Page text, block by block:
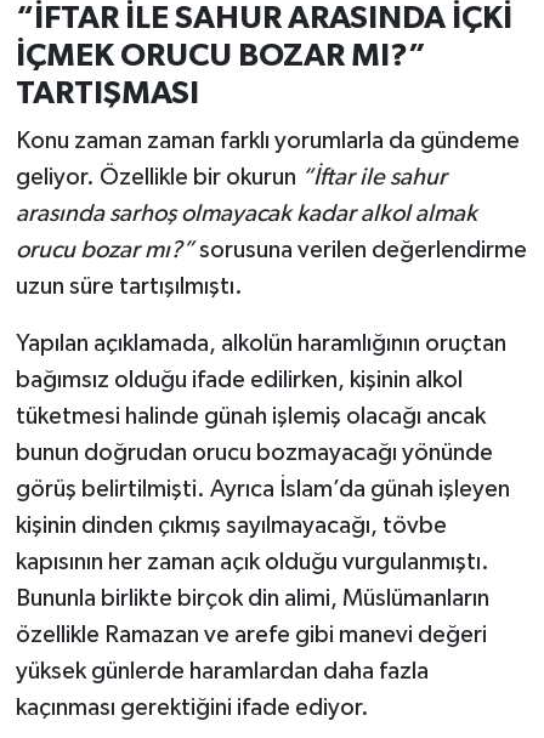
“İFTAR İLE SAHUR ARASINDA İÇKİ
İÇMEK ORUCU BOZAR MI?”
TARTIŞMASI
Konu zaman zaman farklı yorumlarla da gündeme
geliyor. Özellikle bir okurun “İftar ile sahur
arasında sarhoş olmayacak kadar alkol almak
orucu bozar mı?”sorusuna verilen değerlendirme
uzun süre tartışılmıştı.
Yapılan açıklamada, alkolün haramlığının oruçtan
bağımsız olduğu ifade edilirken, kişinin alkol
tüketmesi halinde günah işlemiş olacağı ancak
bunun doğrudan orucu bozmayacağı yönünde
görüş belirtilmişti. Ayrıca İslam’da günah işleyen
kişinin dinden çıkmış sayılmayacağı, tövbe
kapısının her zaman açık olduğu vurgulanmıştı.
Bununla birlikte birçok din alimi, Müslümanların
özellikle Ramazan ve arefe gibi manevi değeri
yüksek günlerde haramlardan daha fazla
kaçınması gerektiğini ifade ediyor.